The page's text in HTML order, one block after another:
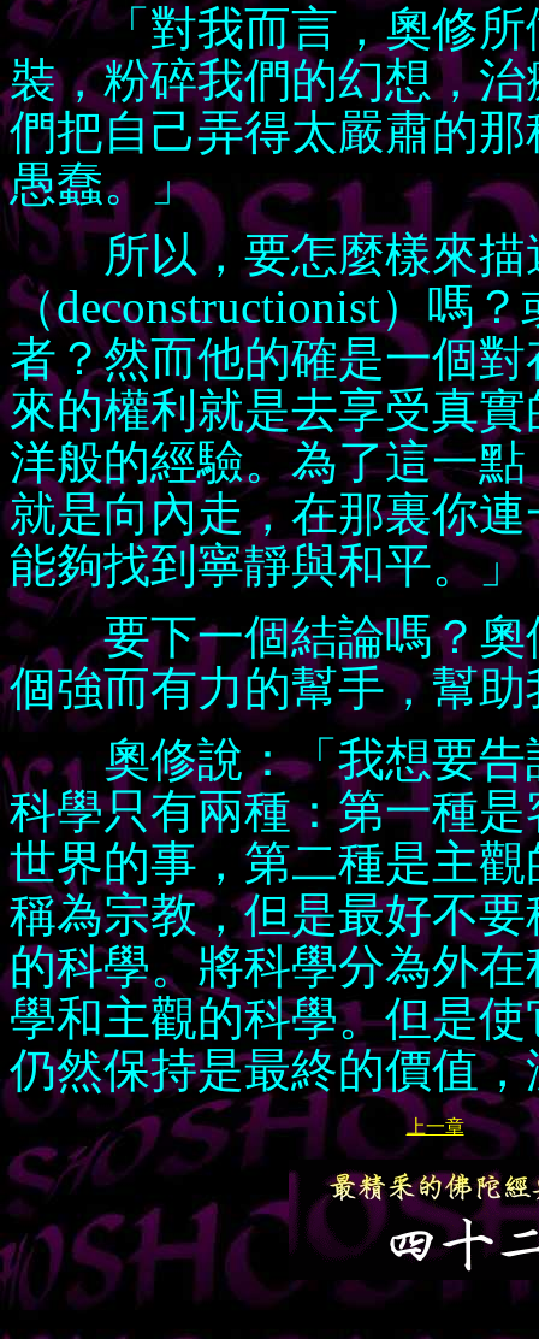
「對我而言，奧修所
裝，粉碎我們的幻想，
們把自己弄得太嚴肅的
愚蠢。」
所以，要怎麼樣來描
（deconstructionist）嗎
者？然而他的確是一個
來的權利就是去享受真
洋般的經驗。為了這一
就是向內走，在那裏你
能夠找到寧靜與和平。」
要下一個結論嗎？奧
個強而有力的幫手，幫
奧修說：「我想要告
科學只有兩種：第一種
世界的事，第二種是主
稱為宗教，但是最好不
的科學。將科學分為外
學和主觀的科學。但是
仍然保持是最終的價值
上一章